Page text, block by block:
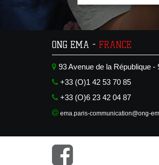
ONG EMA - FRANCE
93 Avenue de la République -
+33 (O)1 42 53 70 85
+33 (O)6 23 42 04 87
ema.paris-communication@ong-